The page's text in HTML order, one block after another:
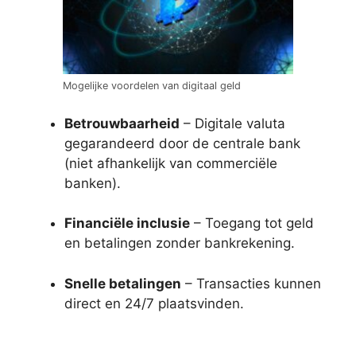
Mogelijke voordelen van digitaal geld
Betrouwbaarheid – Digitale valuta
gegarandeerd door de centrale bank
(niet afhankelijk van commerciële
banken).
Financiële inclusie – Toegang tot geld
en betalingen zonder bankrekening.
Snelle betalingen – Transacties kunnen
direct en 24/7 plaatsvinden.